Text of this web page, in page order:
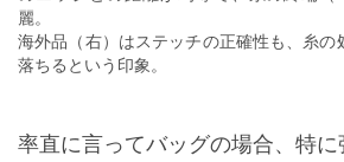
麗。
海外品（右）はステッチの正確性も、糸の
落ちるという印象。
率直に言ってバッグの場合、特